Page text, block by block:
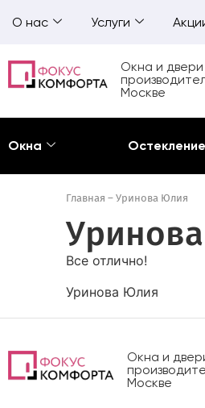
О нас Услуги
Окна и
Москве
Окна
Главная – Уринова Юлия
Все отлично!
Уринова Юлия
Окна и
Москве